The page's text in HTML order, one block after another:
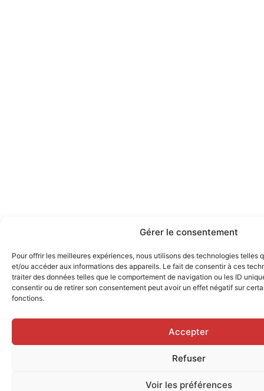
Gérer le consentement
Pour offrir les meilleures expériences, nous utilisons des technologies telles
et/ou accéder aux informations des appareils. Le fait de consentir à ces
traiter des données telles que le comportement de navigation ou les ID
consentir ou de retirer son consentement peut avoir un effet négatif sur
fonctions.
Accepter
Refuser
Voir les préférences